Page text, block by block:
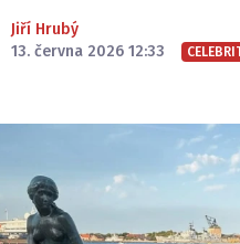
Jiří Hrubý
13. června 2026 12:33